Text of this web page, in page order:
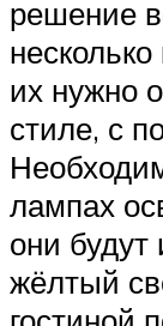
решение
их нужно
стиле, с
лампах
они будут
жёлтый